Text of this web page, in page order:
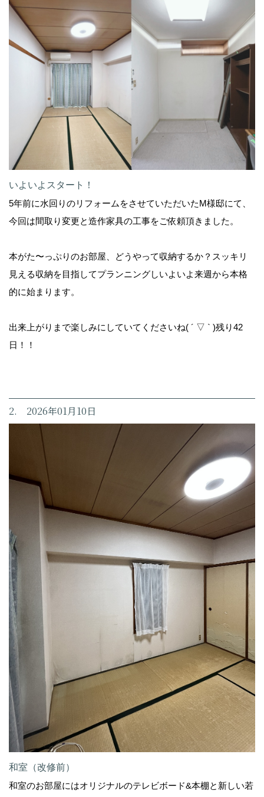
いよいよスタート！
5年前に水回りのリフォームをさせていただいたM様邸にて、
今回は間取り変更と造作家具の工事をご依頼頂きました。
本がた〜っぷりのお部屋、どうやって収納するか？スッキリ
見える収納を目指してプランニングしいよいよ来週から本格
的に始まります。
出来上がりまで楽しみにしていてくださいね( ´ ▽ ` )残り42
日！！
2. 2026年01月10日
和室（改修前）
和室のお部屋にはオリジナルのテレビボード&本棚と新しい若